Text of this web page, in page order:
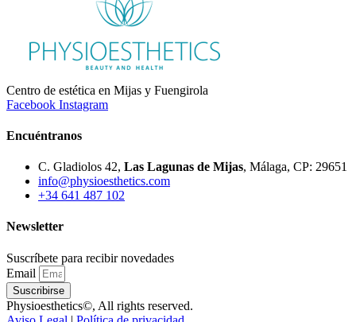
Centro de estética en Mijas y Fuengirola
Facebook Instagram
Encuéntranos
C. Gladiolos 42, Las Lagunas de Mijas, Málaga, CP: 29651
info@physioesthetics.com
+34 641 487 102
Newsletter
Suscríbete para recibir novedades
Email
Suscribirse
Physioesthetics©, All rights reserved.